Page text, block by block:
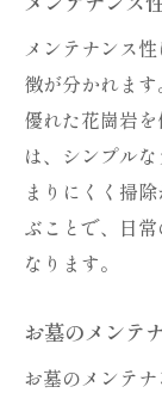
メンテナンス
徴が分かれま
優れた花崗岩
は、シンプル
まりにくく掃
ぶことで、日
なります。
お墓のメンテ
お墓のメンテ